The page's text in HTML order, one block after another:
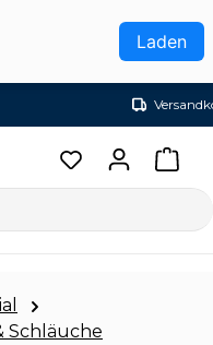
Laden
Schläuche